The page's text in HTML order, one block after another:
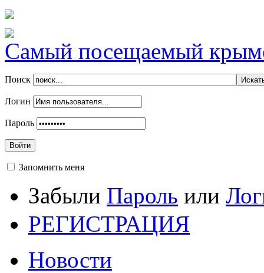
Самый посещаемый
Поиск
Логин
Пароль
Войти
Запомнить меня
Забыли Пароль или
РЕГИСТРАЦИЯ
Новости